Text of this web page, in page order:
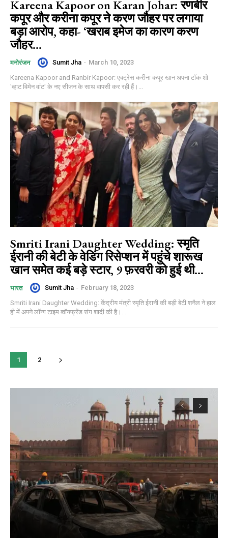
Kareena Kapoor on Karan Johar: रणबीर
कपूर और करीना कपूर ने करण जौहर पर लगाया
बड़ा आरोप, कहा- ‘खराब इमेज का कारण करण
जौहर...
मनोरंजन Sumit Jha - March 10, 2023
Kareena Kapoor and Ranbir Kapoor: एक्ट्रेस करीना कपूर खान अपना टॉक शो
'व्हाट विमेन वांट' के नए सीजन के साथ वापसी कर रही हैं।...
Smriti Irani Daughter Wedding: स्मृति
ईरानी की बेटी के वेडिंग रिसेप्शन में पहुंचे शारूख
खान समेत कई बड़े स्टार, 9 फ़रवरी को हुई थी...
भारत Sumit Jha - February 18, 2023
Smriti Irani Daughter Wedding: केंद्रीय मंत्री स्मृति ईरानी की बड़ी बेटी शनैल ने हाल
ही में अपने लॉन्ग टाइम ब्वॉयफ्रेंड संग शादी की है।...
1 2